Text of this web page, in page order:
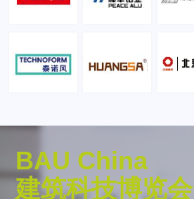
BAU China
建筑科技博览会